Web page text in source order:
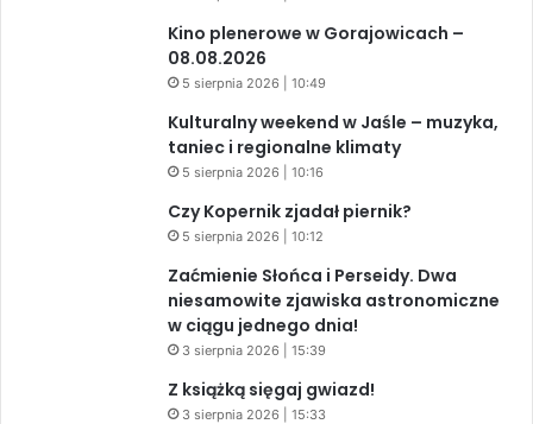
Kino plenerowe w Gorajowicach –
08.08.2026
5 sierpnia 2026 | 10:49
Kulturalny weekend w Jaśle – muzyka,
taniec i regionalne klimaty
5 sierpnia 2026 | 10:16
Czy Kopernik zjadał piernik?
5 sierpnia 2026 | 10:12
Zaćmienie Słońca i Perseidy. Dwa
niesamowite zjawiska astronomiczne
w ciągu jednego dnia!
3 sierpnia 2026 | 15:39
Z książką sięgaj gwiazd!
3 sierpnia 2026 | 15:33